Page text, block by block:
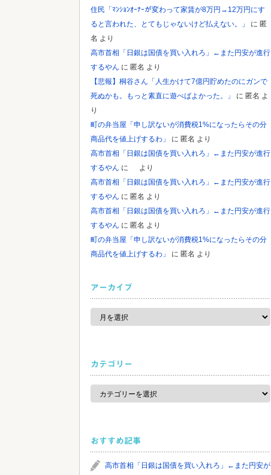
住民「ﾏﾝｼｮﾝｵｰﾅｰが変わって家賃が8万円→12万円にす
ると言われた、とてもじゃないけど払えない。」
に 匿
名 より
高市首相「日銀は国債を買い入れろ」←また円安が進行
するやん に 匿名 より
【悲報】桐谷さん「人生かけて7億円貯めたのにガンで
死ぬかも。もっと素直に遊べばよかった。」
に 匿名 よ
り
町の弁当屋「申し訳ないが消費税1%になったらその分
商品代を値上げするわ」
に 匿名 より
高市首相「日銀は国債を買い入れろ」←また円安が進行
するやん に
より
高市首相「日銀は国債を買い入れろ」←また円安が進行
するやん に 匿名 より
高市首相「日銀は国債を買い入れろ」←また円安が進行
するやん に 匿名 より
町の弁当屋「申し訳ないが消費税1%になったらその分
商品代を値上げするわ」
に 匿名 より
アーカイブ
ア
カ
カテゴリー
カ
ゴ
おすすめ記事
高市首相「日銀は国債を買い入れろ」←また円安が